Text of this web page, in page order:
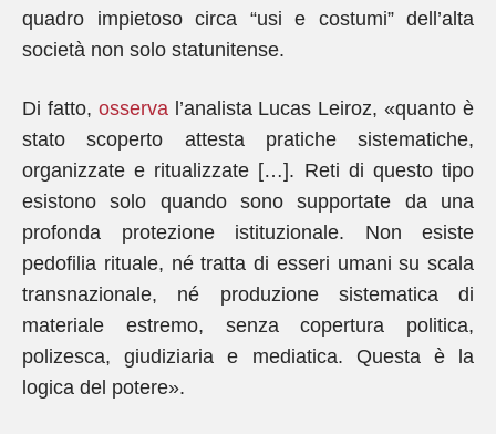
quadro impietoso circa “usi e costumi” dell’alta
società non solo statunitense.
Di fatto, osserval’analista Lucas Leiroz, «quanto è
stato scoperto attesta pratiche sistematiche,
organizzate e ritualizzate […]. Reti di questo tipo
esistono solo quando sono supportate da una
profonda protezione istituzionale. Non esiste
pedofilia rituale, né tratta di esseri umani su scala
transnazionale, né produzione sistematica di
materiale estremo, senza copertura politica,
polizesca, giudiziaria e mediatica. Questa è la
logica del potere».